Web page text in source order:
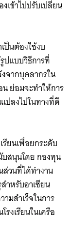
เข้าไปปรับเปลี่ยน
นต้องใช้งบ
ปแบบวิธีการที่
จากบุคลากรใน
ย่อมจะทำให้การ
ปลงไปในทางที่ดี
ยนเพื่อยกระดับ
สนุนโดย กองทุน
วนที่ได้ทำงาน
ำหรับอาเซียน
มสำเร็จในการ
งเรียนในเครือ